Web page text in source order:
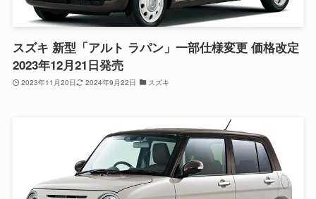
スズキ 新型「アルト ラパン」一部仕様変更 価格改定
2023年12月21日発売
2023年11月20日 2024年9月22日 スズキ